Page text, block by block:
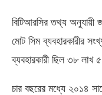
বিটিআরসির তথ্য অনুযায়ী
মোট সিম ব্যবহারকারীর
ব্যবহারকারী ছিল ৩৮ লাখ
চার বছরের মধ্যে ২০১৪